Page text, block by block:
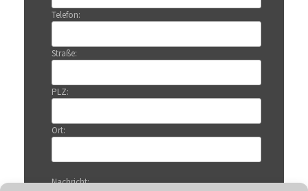
Telefon:
Straße:
PLZ:
Ort:
Nachricht: